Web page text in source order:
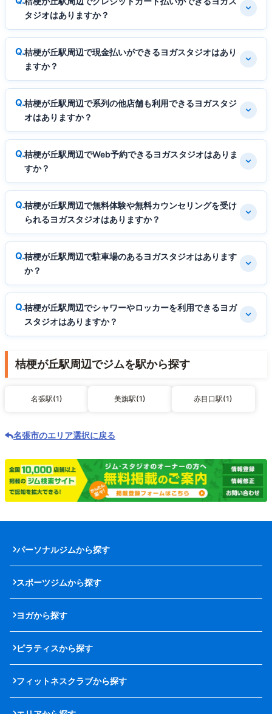
タジオはありますか？
桔梗が丘駅周辺で現金払いができるヨガスタジオはあり
ますか？
桔梗が丘駅周辺で系列の他店舗も利用できるヨガスタジ
オはありますか？
桔梗が丘駅周辺でWeb予約できるヨガスタジオはありま
すか？
桔梗が丘駅周辺で無料体験や無料カウンセリングを受け
られるヨガスタジオはありますか？
桔梗が丘駅周辺で駐車場のあるヨガスタジオはあります
か？
桔梗が丘駅周辺でシャワーやロッカーを利用できるヨガ
スタジオはありますか？
桔梗が丘駅周辺でジムを駅から探す
名張駅(1) 美旗駅(1) 赤目口駅(1)
名張市のエリア選択に戻る
パーソナルジムから探す
スポーツジムから探す
ヨガから探す
ピラティスから探す
フィットネスクラブから探す